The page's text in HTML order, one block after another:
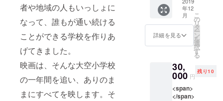
者や地域の人もいっしょに
なって、誰もが通い続ける
ことができる学校を作りあ
げてきました。
映画は、そんな大空小学校
の一年間を追い、ありのま
まにすべてを映します。そ
場合が
ござい
ます。
ご了承
くださ
い。
年12
月
詳細を見る
こ
の
リ
タ
ー
ン
を
選
択
す
る
30,
000 円
残り10
<span>
</span>